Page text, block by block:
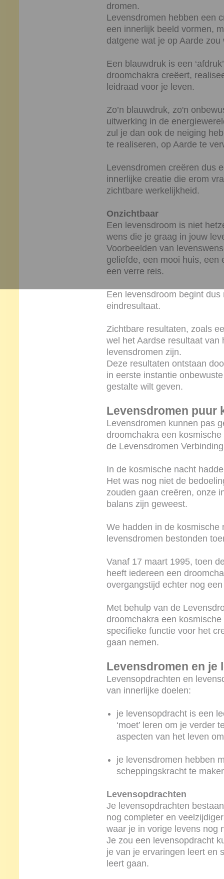
dromen.
Levensdromen hebben een
een innerlijk beeld vormen,
datgene wat je op Aarde zou
Een blauwdruk is een
droomchakra creëert,
leidraad voor je leven.
Zo’n blauwdruk, zo'n
uitwerking in de
zul je dan ook de neiging
te realiseren, op Aarde te
Levensdromen creëren dus
innerlijke creatie die erom
zichtbare werkelijkheid.
Onzichtbaar
Een levensdroom is niet
wens die je graag in jouw
Voorbeelden van
geliefde, een mooi huis, een
een verre reis.
Een levensdroom begint
eindresultaat.
Zichtbare resultaten, zoals
wel het Aardse resultaat van
levensdromen zijn.
Deze resultaten ontstaan
in eerste instantie
gestalte wilt geven.
Levensdromen puur
Levensdromen kunnen pas
droomchakra een
de Levensdromen
In de kosmische nacht
Het was nog niet de
zouden gaan creëren, onze
balans zijn geweest.
We hadden in de kosmische
levensdromen bestonden
Vanaf 17 maart 1995, toen
heeft iedereen een
overgangstijd echter nog
Met behulp van de
droomchakra een
specifieke functie voor het
gaan nemen.
Levensdromen en je
Levensopdrachten en
van innerlijke doelen:
je levensopdracht is een
‘moet’ leren om je verder
aspecten van het leven
je levensdromen hebben
scheppingskracht te
Levensopdrachten
Je levensopdrachten
nog completer en
waar je in vorige levens nog
Je zou een levensopdracht
je van je ervaringen leert en
leert gaan.